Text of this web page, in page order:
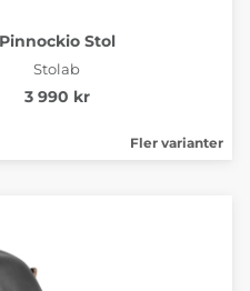
Pinnockio Stol
Stolab
3 990 kr
Fler varianter